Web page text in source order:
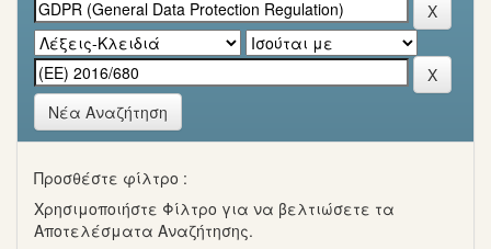
Νέα Αναζήτηση
Προσθέστε φίλτρο :
Χρησιμοποιήστε Φίλτρο για να βελτιώσετε τα
Αποτελέσματα Αναζήτησης.